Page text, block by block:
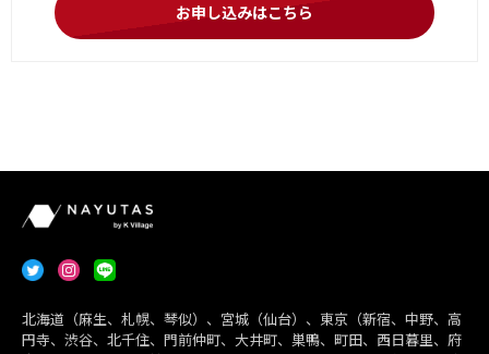
お申し込みはこちら
北海道（麻生、札幌、琴似）、宮城（仙台）、東京（新宿、中野、高
円寺、渋谷、北千住、門前仲町、大井町、巣鴨、町田、西日暮里、府